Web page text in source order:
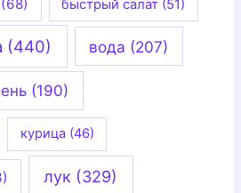
(68) быстрый салат (51)
(440) вода (207)
(190)
курица (46)
лук (329)